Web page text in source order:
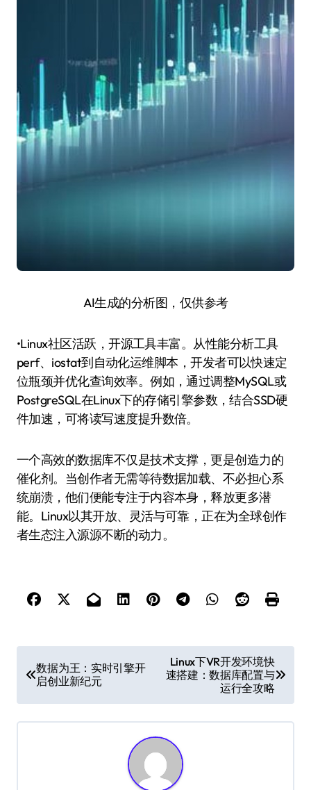
AI生成的分析图，仅供参考
•Linux社区活跃，开源工具丰富。从性能分析工具
perf、iostat到自动化运维脚本，开发者可以快速定
位瓶颈并优化查询效率。例如，通过调整MySQL或
PostgreSQL在Linux下的存储引擎参数，结合SSD硬
件加速，可将读写速度提升数倍。
一个高效的数据库不仅是技术支撑，更是创造力的
催化剂。当创作者无需等待数据加载、不必担心系
统崩溃，他们便能专注于内容本身，释放更多潜
能。Linux以其开放、灵活与可靠，正在为全球创作
者生态注入源源不断的动力。
章
导
航
数据为王：实时引擎开
启创业新纪元
Linux下VR开发环境快
速搭建：数据库配置与
运行全攻略